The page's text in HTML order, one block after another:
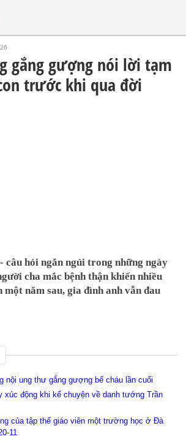
gắng gượng nói lời tạm
trước khi qua đời
câu hỏi ngắn ngủi trong những ngày
cha mắc bệnh thận khiến nhiều
năm sau, gia đình anh vẫn đau
nội ung thư gắng gượng bế cháu lần cuối
xúc động khi kể chuyện về danh tướng Trần
của tập thể giáo viên một trường học ở Đà
11